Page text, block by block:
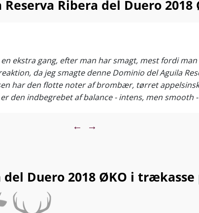
Ribera del Duero
ekstra gang, efter man har smagt, mest fordi
da jeg smagte denne Dominio del Aguila
har den flotte noter af brombær, tørret
den indbegrebet af balance - intens, men smooth
← →
Duero 2018 ØKO i